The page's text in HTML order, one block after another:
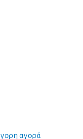
αγορά